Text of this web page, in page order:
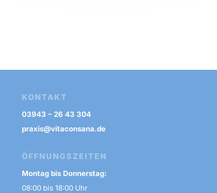
KONTAKT
03943 – 26 43 304
praxis@vitaconsana.de
ÖFFNUNGSZEITEN
Montag bis Donnerstag:
08:00 bis 18:00 Uhr